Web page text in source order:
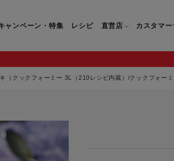
鍋
すべてのキッチン用品
キッチンナイフ(包丁)
べてのキッチン用品一覧
ッチンナイフ(包丁)一覧
ャンペーン・特集 レシピ 直営店 カスタマー
についてのよくあるご質問
入についてのよくあるご質問
（クックフォーミー 3L（210レシピ内蔵）/クックフォー